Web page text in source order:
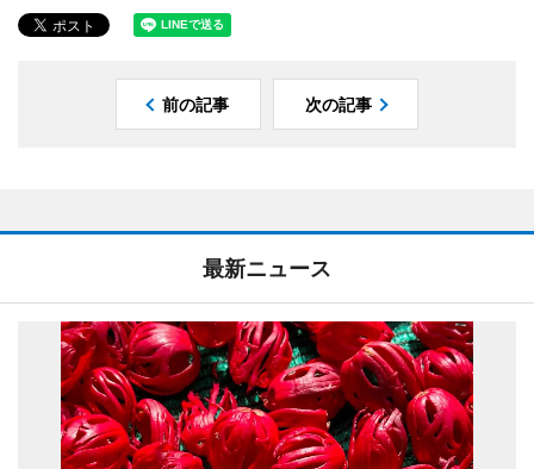
前の記事 次の記事
最新ニュース